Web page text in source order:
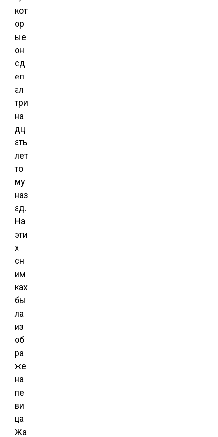
кот
ор
ые
он
сд
ел
ал
три
на
дц
ать
лет
то
му
наз
ад.
На
эти
х
сн
им
ках
бы
ла
из
об
ра
же
на
пе
ви
ца
Жа